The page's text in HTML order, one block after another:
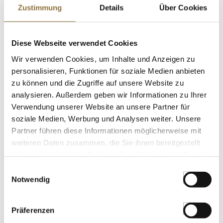
Zustimmung Details Über Cookies
Diese Webseite verwendet Cookies
Wir verwenden Cookies, um Inhalte und Anzeigen zu
personalisieren, Funktionen für soziale Medien anbieten
zu können und die Zugriffe auf unsere Website zu
analysieren. Außerdem geben wir Informationen zu Ihrer
Verwendung unserer Website an unsere Partner für
soziale Medien, Werbung und Analysen weiter. Unsere
Partner führen diese Informationen möglicherweise mit
weiteren Daten zusammen, die Sie ihnen bereitgestellt
Notwendig
Präferenzen
LEBENSMITTELKENNZEICHNUNGEN
Trimoline, Invert Zucker für Eis und
Ganache, 7 kg
Art.Nr.:46736
Produkt nur für Gastronomiekunden verfügbar.
Chinese Wok Spice, Altes Gewürzamt,